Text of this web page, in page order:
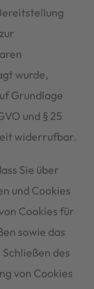
wurde,
Grundlage
und § 25
widerrufbar.
Sie über
und Cookies
Cookies für
sowie das
des
von Cookies